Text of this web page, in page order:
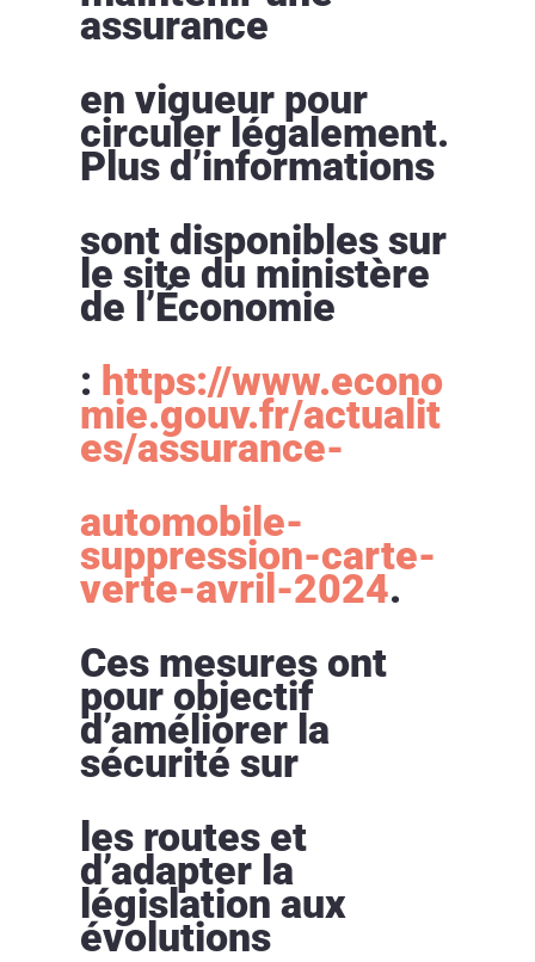
assurance
en vigueur pour
circuler légalement.
Plus d’informations
sont disponibles sur
le site du ministère
de l’Économie
: https://www.econo
mie.gouv.fr/actualit
es/assurance-
automobile-
suppression-carte-
verte-avril-2024.
Ces mesures ont
pour objectif
d’améliorer la
sécurité sur
les routes et
d’adapter la
législation aux
évolutions